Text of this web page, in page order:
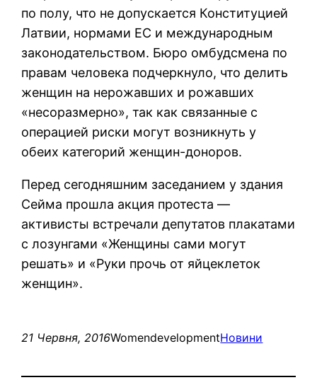
по полу, что не допускается Конституцией
Латвии, нормами ЕС и международным
законодательством. Бюро омбудсмена по
правам человека подчеркнуло, что делить
женщин на нерожавших и рожавших
«несоразмерно», так как связанные с
операцией риски могут возникнуть у
обеих категорий женщин-доноров.
Перед сегодняшним заседанием у здания
Сейма прошла акция протеста —
активисты встречали депутатов плакатами
с лозунгами «Женщины сами могут
решать» и «Руки прочь от яйцеклеток
женщин».
21 Червня, 2016WomendevelopmentНовини